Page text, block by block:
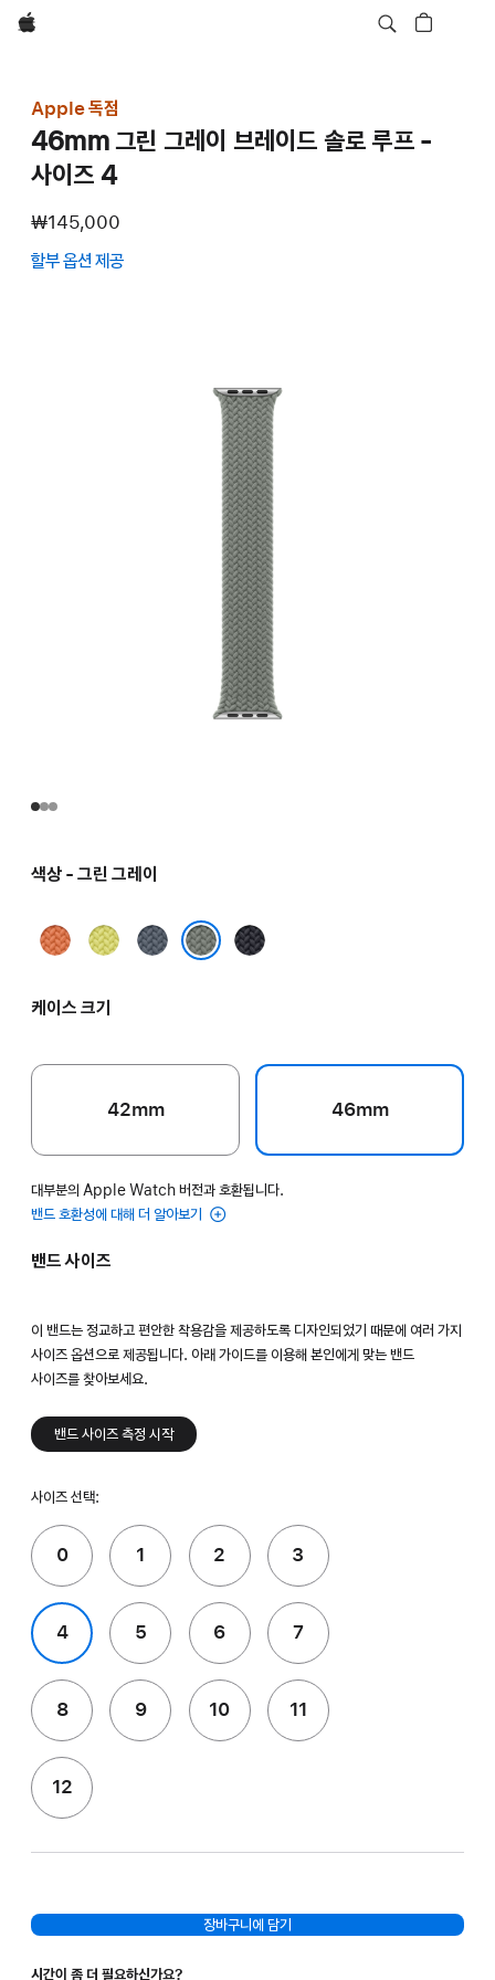
Apple
Apple 독점
46mm 그린 그레이 브레이드 솔로 루프 -
사이즈 4
₩145,000
할부 옵션 제공
색상 - 그린 그레이
터머릭
네온
앵커
미드나이트
케이스 크기
42mm 46mm
대부분의 Apple Watch 버전과 호환됩니다.
밴드 호환성에 대해 더 알아보기
밴드 사이즈
이 밴드는 정교하고 편안한 착용감을 제공하도록 디자인되었기 때문에 여러 가지
사이즈 옵션으로 제공됩니다. 아래 가이드를 이용해 본인에게 맞는 밴드
사이즈를 찾아보세요.
밴드 사이즈 측정 시작
사이즈 선택:
0 1 2 3
4 5 6 7
8 9 10 11
12
장바구니에 담기
시간이 좀 더 필요하신가요?